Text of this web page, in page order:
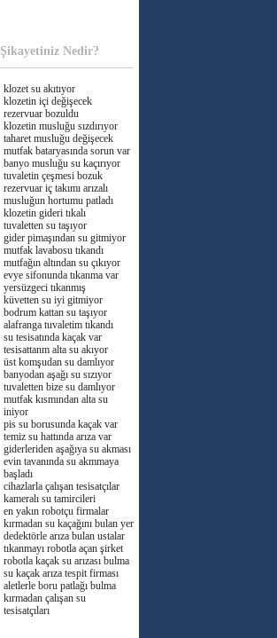
Şikayetiniz Nedir?
klozet su akıtıyor
klozetin içi değişecek
rezervuar bozuldu
klozetin musluğu sızdırıyor
taharet musluğu değişecek
mutfak bataryasında sorun var
banyo musluğu su kaçırıyor
tuvaletin çeşmesi bozuk
rezervuar iç takımı arızalı
musluğun hortumu patladı
klozetin gideri tıkalı
tuvaletten su taşıyor
gider pimaşından su gitmiyor
mutfak lavabosu tıkandı
mutfağın altından su çıkıyor
evye sifonunda tıkanma var
yersüzgeci tıkanmış
küvetten su iyi gitmiyor
bodrum kattan su taşıyor
alafranga tuvaletim tıkandı
su tesisatında kaçak var
tesisattanm alta su akıyor
üst komşudan su damlıyor
banyodan aşağı su sızıyor
tuvaletten bize su damlıyor
mutfak kısmından alta su
iniyor
pis su borusunda kaçak var
temiz su hattında arıza var
giderleriden aşağıya su akması
evin tavanında su akmmaya
başladı
cihazlarla çalışan tesisatçılar
kameralı su tamircileri
en yakın robotçu firmalar
kırmadan su kaçağını bulan yer
dedektörle arıza bulan ustalar
tıkanmayı robotla açan şirket
robotla kaçak su arızası bulma
su kaçak arıza tespit firması
aletlerle boru patlağı bulma
kırmadan çalışan su
tesisatçıları